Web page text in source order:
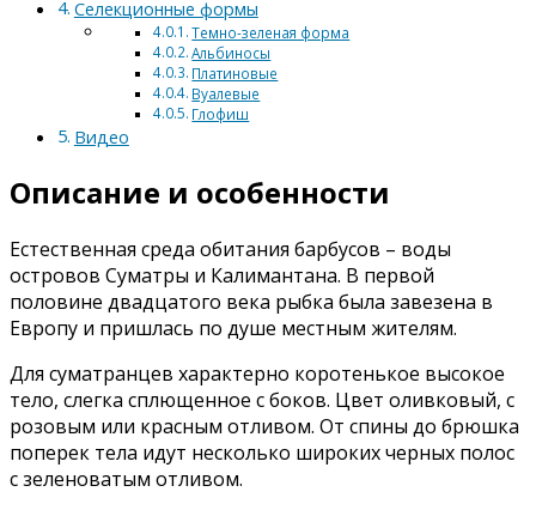
Селекционные формы
Темно-зеленая форма
Альбиносы
Платиновые
Вуалевые
Глофиш
Видео
Описание и особенности
Естественная среда обитания барбусов – воды
островов Суматры и Калимантана. В первой
половине двадцатого века рыбка была завезена в
Европу и пришлась по душе местным жителям.
Для суматранцев характерно коротенькое высокое
тело, слегка сплющенное с боков. Цвет оливковый, с
розовым или красным отливом. От спины до брюшка
поперек тела идут несколько широких черных полос
с зеленоватым отливом.